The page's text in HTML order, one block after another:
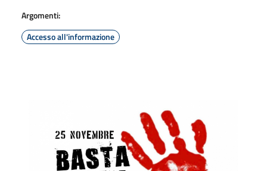
Argomenti:
Accesso all'informazione